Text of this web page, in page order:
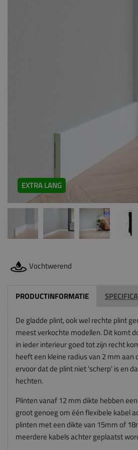
EXTRA LANG
Vochtwerend
PRODUCTINFORMATIE
De gladde plint, ook wel rechte plint
meest verkochte modellen. Dit komt
in ieder interieur goed tot zijn recht
heeft een kleine radius van 2 mm aan
ervoor dat de plint niet 'scherp' is en
hechten.
Plinten vanaf 12 mm dikte hebben
groot genoeg om één flexibele kabel
plinten met een dikte van 15mm of
meerdere kabels achter geplaatst